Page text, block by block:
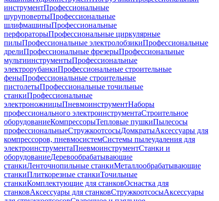
инструментПрофессиональные
шуруповертыПрофессиональные
шлифмашиныПрофессиональные
перфораторыПрофессиональные циркулярные
пилыПрофессиональные электролобзикиПрофессиональные
дрелиПрофессиональные фрезерыПрофессиональные
мультиинструментыПрофессиональные
электрорубанкиПрофессиональные строительные
феныПрофессиональные строительные
пистолетыПрофессиональные точильные
станкиПрофессиональные
электроножницыПневмоинструментНаборы
профессионального электроинструментаСтроительное
оборудованиеКомпрессорыТепловые пушкиПылесосы
профессиональныеСтружкоотсосыДомкратыАксессуары для
компрессоров, пневмосистемСистемы пылеудаления для
электроинструментаПневмоинструментСтанки и
оборудованиеДеревообрабатывающие
станкиЛенточнопильные станкиМеталлообрабатывающие
станкиПлиткорезные станкиТочильные
станкиКомплектующие для станковОснастка для
станковАксессуары для станковСтружкоотсосыАксессуары